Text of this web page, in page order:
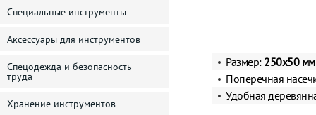
Специальные инструменты
Аксессуары для инструментов
Спецодежда и безопасность
труда
Хранение инструментов
Размер: 250x50 мм
Поперечная
Удобная